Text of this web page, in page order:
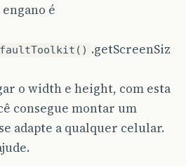
é
.getScreenSiz
o width e height, com esta
consegue montar um
adapte a qualquer celular.